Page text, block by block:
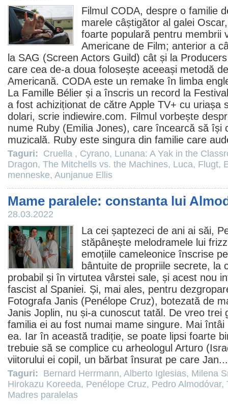
Filmul CODA, despre o familie
marele câștigător al galei Oscar
foarte populară pentru membrii
Americane de Film; anterior a
la SAG (Screen Actors Guild) cât și la
care cea de-a doua folosește aceeași metodă
Americană. CODA este un remake în limba
La Famille Bélier și a înscris un record la
a fost achiziționat de către Apple TV+ cu uriașa
dolari, scrie indiewire.com. Filmul vorbește
nume Ruby (Emilia Jones), care încearcă să își
muzicală. Ruby este singura din familie care
Taguri: Cruella , Cyrano, Lunana: A Yak in the
Dragon, The Mitchells vs. the Machines, Luca, Flugt,
menneske, Aunjanue Ellis
Mame paralele: constanta lui
28.03.2022
La cei șaptezeci de ani ai săi,
stăpânește melodramele lui
emoțiile cameleonice înscrise
bântuite de propriile secrete, la
probabil și în virtutea vârstei sale, și acest nou
fascist al Spaniei. Și, mai ales, pentru
Fotografa Janis (Penélope Cruz), botezată de
Janis Joplin, nu și-a cunoscut tatăl. De vreo trei
familia ei au fost numai mame singure. Mai
ea. Iar în această tradiție, se poate lipsi foarte
trebuie să se complice cu arheologul Arturo
viitorului ei copil, un bărbat însurat pe care
Taguri: Bernard Herrmann, Alberto Iglesias, Milena
Hirokazu Koreeda, Penélope Cruz, Pedro Almodóvar,
Madres paralelas